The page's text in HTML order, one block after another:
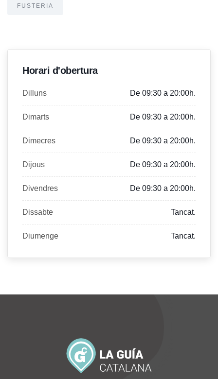
FUSTERIA
Horari d'obertura
Dilluns De 09:30 a 20:00h.
Dimarts De 09:30 a 20:00h.
Dimecres De 09:30 a 20:00h.
Dijous De 09:30 a 20:00h.
Divendres De 09:30 a 20:00h.
Dissabte Tancat.
Diumenge Tancat.